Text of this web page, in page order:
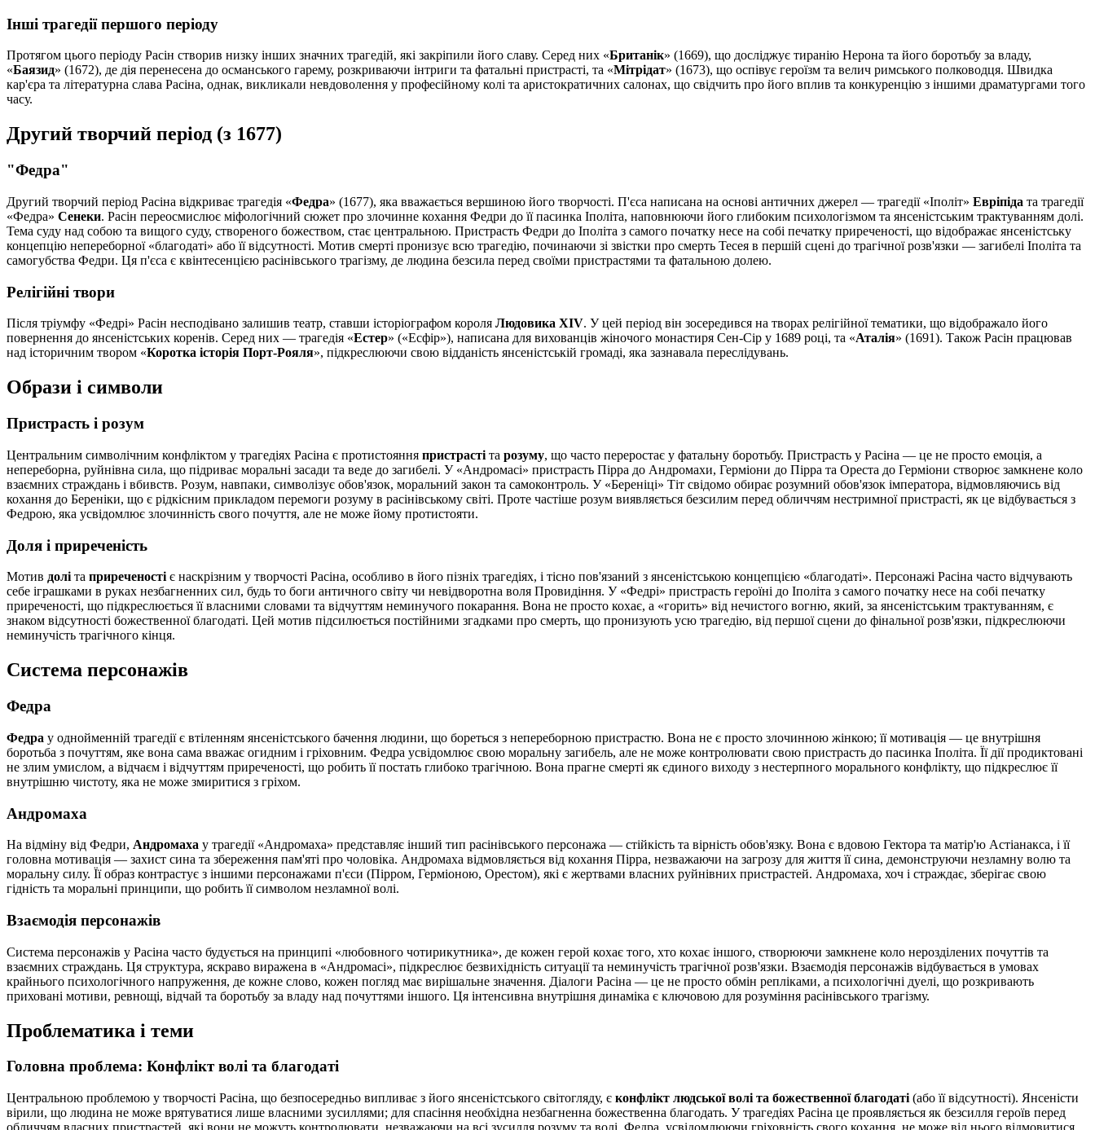
Інші трагедії першого періоду
Протягом цього періоду Расін створив низку інших значних трагедій, які закріпили його славу. Серед них «Британік» (1669), що досліджує тиранію Нерона та його боротьбу за владу,
«Баязид» (1672), де дія перенесена до османського гарему, розкриваючи інтриги та фатальні пристрасті, та «Мітрідат» (1673), що оспівує героїзм та велич римського полководця. Швидка
кар'єра та літературна слава Расіна, однак, викликали невдоволення у професійному колі та аристократичних салонах, що свідчить про його вплив та конкуренцію з іншими драматургами того
часу.
Другий творчий період (з 1677)
"Федра"
Другий творчий період Расіна відкриває трагедія «Федра» (1677), яка вважається вершиною його творчості. П'єса написана на основі античних джерел — трагедії «Іполіт» Евріпіда та трагедії
«Федра» Сенеки. Расін переосмислює міфологічний сюжет про злочинне кохання Федри до її пасинка Іполіта, наповнюючи його глибоким психологізмом та янсеністським трактуванням долі.
Тема суду над собою та вищого суду, створеного божеством, стає центральною. Пристрасть Федри до Іполіта з самого початку несе на собі печатку приреченості, що відображає янсеністську
концепцію непереборної «благодаті» або її відсутності. Мотив смерті пронизує всю трагедію, починаючи зі звістки про смерть Тесея в першій сцені до трагічної розв'язки — загибелі Іполіта та
самогубства Федри. Ця п'єса є квінтесенцією расінівського трагізму, де людина безсила перед своїми пристрастями та фатальною долею.
Релігійні твори
Після тріумфу «Федрі» Расін несподівано залишив театр, ставши історіографом короля Людовика XIV. У цей період він зосередився на творах релігійної тематики, що відображало його
повернення до янсеністських коренів. Серед них — трагедія «Естер» («Есфір»), написана для вихованців жіночого монастиря Сен-Сір у 1689 році, та «Аталія» (1691). Також Расін працював
над історичним твором «Коротка історія Порт-Рояля», підкреслюючи свою відданість янсеністській громаді, яка зазнавала переслідувань.
Образи і символи
Пристрасть і розум
Центральним символічним конфліктом у трагедіях Расіна є протистояння пристрасті та розуму, що часто переростає у фатальну боротьбу. Пристрасть у Расіна — це не просто емоція, а
непереборна, руйнівна сила, що підриває моральні засади та веде до загибелі. У «Андромасі» пристрасть Пірра до Андромахи, Герміони до Пірра та Ореста до Герміони створює замкнене коло
взаємних страждань і вбивств. Розум, навпаки, символізує обов'язок, моральний закон та самоконтроль. У «Береніці» Тіт свідомо обирає розумний обов'язок імператора, відмовляючись від
кохання до Береніки, що є рідкісним прикладом перемоги розуму в расінівському світі. Проте частіше розум виявляється безсилим перед обличчям нестримної пристрасті, як це відбувається з
Федрою, яка усвідомлює злочинність свого почуття, але не може йому протистояти.
Доля і приреченість
Мотив долі та приреченості є наскрізним у творчості Расіна, особливо в його пізніх трагедіях, і тісно пов'язаний з янсеністською концепцією «благодаті». Персонажі Расіна часто відчувають
себе іграшками в руках незбагненних сил, будь то боги античного світу чи невідворотна воля Провидіння. У «Федрі» пристрасть героїні до Іполіта з самого початку несе на собі печатку
приреченості, що підкреслюється її власними словами та відчуттям неминучого покарання. Вона не просто кохає, а «горить» від нечистого вогню, який, за янсеністським трактуванням, є
знаком відсутності божественної благодаті. Цей мотив підсилюється постійними згадками про смерть, що пронизують усю трагедію, від першої сцени до фінальної розв'язки, підкреслюючи
неминучість трагічного кінця.
Система персонажів
Федра
Федра у однойменній трагедії є втіленням янсеністського бачення людини, що бореться з непереборною пристрастю. Вона не є просто злочинною жінкою; її мотивація — це внутрішня
боротьба з почуттям, яке вона сама вважає огидним і гріховним. Федра усвідомлює свою моральну загибель, але не може контролювати свою пристрасть до пасинка Іполіта. Її дії продиктовані
не злим умислом, а відчаєм і відчуттям приреченості, що робить її постать глибоко трагічною. Вона прагне смерті як єдиного виходу з нестерпного морального конфлікту, що підкреслює її
внутрішню чистоту, яка не може змиритися з гріхом.
Андромаха
На відміну від Федри, Андромаха у трагедії «Андромаха» представляє інший тип расінівського персонажа — стійкість та вірність обов'язку. Вона є вдовою Гектора та матір'ю Астіанакса, і її
головна мотивація — захист сина та збереження пам'яті про чоловіка. Андромаха відмовляється від кохання Пірра, незважаючи на загрозу для життя її сина, демонструючи незламну волю та
моральну силу. Її образ контрастує з іншими персонажами п'єси (Пірром, Герміоною, Орестом), які є жертвами власних руйнівних пристрастей. Андромаха, хоч і страждає, зберігає свою
гідність та моральні принципи, що робить її символом незламної волі.
Взаємодія персонажів
Система персонажів у Расіна часто будується на принципі «любовного чотирикутника», де кожен герой кохає того, хто кохає іншого, створюючи замкнене коло нерозділених почуттів та
взаємних страждань. Ця структура, яскраво виражена в «Андромасі», підкреслює безвихідність ситуації та неминучість трагічної розв'язки. Взаємодія персонажів відбувається в умовах
крайнього психологічного напруження, де кожне слово, кожен погляд має вирішальне значення. Діалоги Расіна — це не просто обмін репліками, а психологічні дуелі, що розкривають
приховані мотиви, ревнощі, відчай та боротьбу за владу над почуттями іншого. Ця інтенсивна внутрішня динаміка є ключовою для розуміння расінівського трагізму.
Проблематика і теми
Головна проблема: Конфлікт волі та благодаті
Центральною проблемою у творчості Расіна, що безпосередньо випливає з його янсеністського світогляду, є конфлікт людської волі та божественної благодаті (або її відсутності). Янсеністи
вірили, що людина не може врятуватися лише власними зусиллями; для спасіння необхідна незбагненна божественна благодать. У трагедіях Расіна це проявляється як безсилля героїв перед